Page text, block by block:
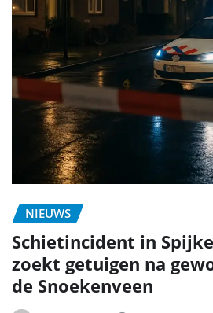
NIEUWS
Schietincident in
zoekt getuigen na
de Snoekenveen